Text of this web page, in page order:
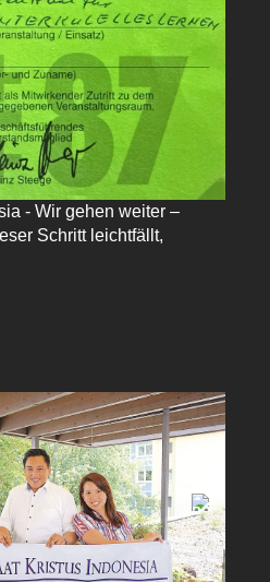
- Wir gehen weiter –
Schritt leichtfällt,